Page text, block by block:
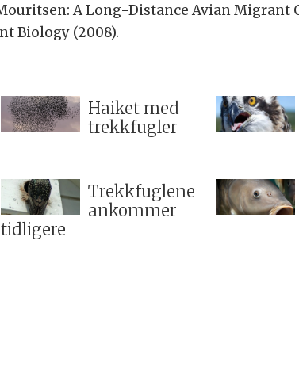
A Long-Distance Avian
Biology (2008).
Haiket med
trekkfugler
Trekkfuglene
ankommer
tidligere